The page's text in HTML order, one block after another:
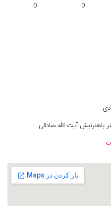
0
0
باهنرنبش آیت الله صادقی